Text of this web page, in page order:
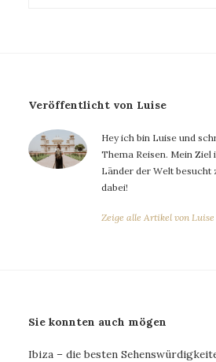
Veröffentlicht von Luise
Hey ich bin Luise und
Thema Reisen. Mein Ziel
Länder der Welt besucht
dabei!
Zeige alle Artikel von
Sie konnten auch mögen
Ibiza – die besten